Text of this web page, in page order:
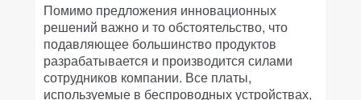
Помимо предложения инновационных
решений важно и то обстоятельство, что
подавляющее большинство продуктов
разрабатывается и производится силами
сотрудников компании. Все платы,
используемые в беспроводных устройствах,